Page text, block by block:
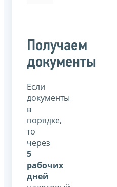
Получаем
документы
Если
документы
в
порядке,
то
через
5
рабочих
дней